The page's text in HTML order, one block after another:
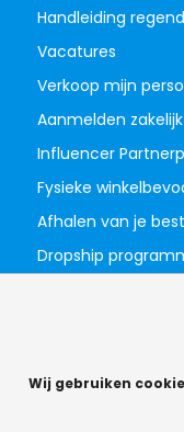
Handleiding
Vacatures
Verkoop mijn
Aanmelden
Influencer
Fysieke
Afhalen van je
Dropship
Wij gebruiken